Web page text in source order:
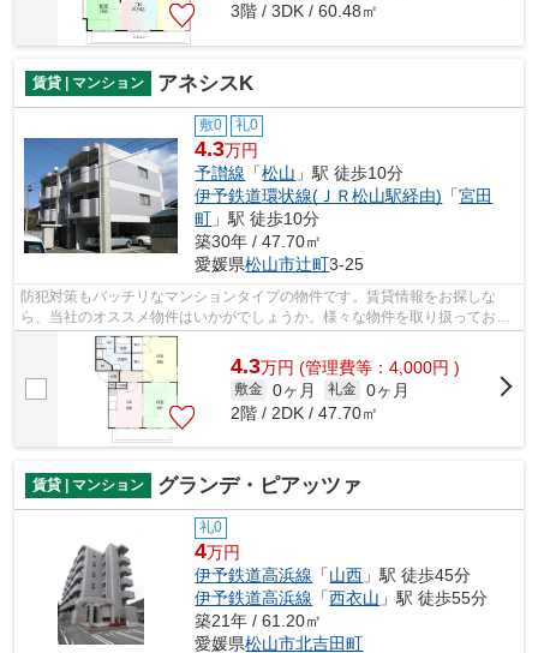
3階 / 3DK / 60.48㎡
賃貸 | マンション アネシスK
敷0 礼0
4.3万円
予讃線 「松山 」駅 徒歩10分
伊予鉄道環状線(ＪＲ松山駅経由) 「宮田
町 」駅 徒歩10分
築30年 / 47.70㎡
愛媛県松山市辻町3-25
防犯対策もバッチリなマンションタイプの物件です。賃貸情報をお探しな
ら、当社のオススメ物件はいかがでしょうか。様々な物件を取り扱っており
ますので、気になる方はぜひ当社までご...
4.3万円 (管理費等：4,000円 )
敷金 0ヶ月 礼金 0ヶ月
2階 / 2DK / 47.70㎡
賃貸 | マンション グランデ・ピアッツァ
礼0
4万円
伊予鉄道高浜線 「山西 」駅 徒歩45分
伊予鉄道高浜線 「西衣山 」駅 徒歩55分
築21年 / 61.20㎡
愛媛県松山市北吉田町